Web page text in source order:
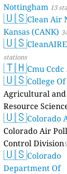
Nottingham 13
🇺🇸Clean Air
Kansas (CANK)
🇺🇸
stations
🇹🇭Cmu Ccdc
🇺🇸College
Agricultural
Resource
🇺🇸Colorado
Colorado Air
Control Division
🇺🇸Colorado
Department Of